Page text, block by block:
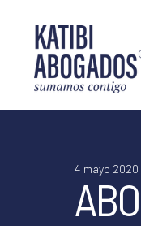
contenido
4 mayo 2020